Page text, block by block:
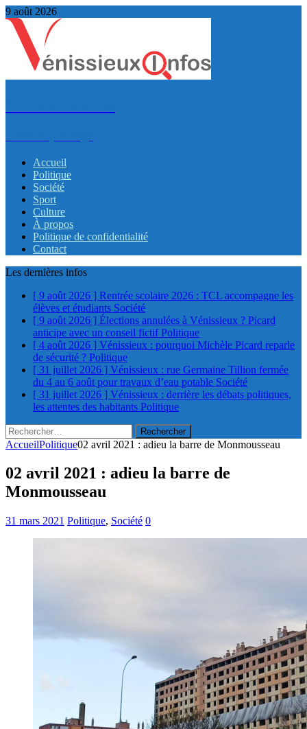
9 août 2026
Accueil
Politique
Société
Sport
Culture
À propos
Politique de confidentialité
Contact
Les dernières infos
[ 9 août 2026 ] Rentrée scolaire 2026 : TCL accompagne les
élèves et étudiants Société
[ 9 août 2026 ] Élections annulées à Vénissieux ? Picard
anticipe avec un conseil fictifPolitique
[ 4 août 2026 ] Vénissieux : pourquoi Michèle Picard reparle
de sécurité ? Politique
[ 31 juillet 2026 ] Vénissieux : rue Germaine Tillion fermée
du 4 au 6 août pour travaux d’eau potable Société
[ 31 juillet 2026 ] Vénissieux : derrière les débats politiques,
les attentes des habitants Politique
Rechercher :
AccueilPolitique02 avril 2021 : adieu la barre de Monmousseau
02 avril 2021 : adieu la barre de
Monmousseau
31 mars 2021 Politique, Société 0